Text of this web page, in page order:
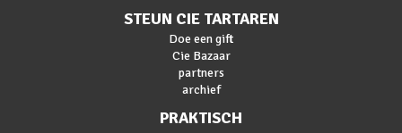
STEUN CIE TARTAREN
Doe een gift
Cie Bazaar
partners
archief
PRAKTISCH